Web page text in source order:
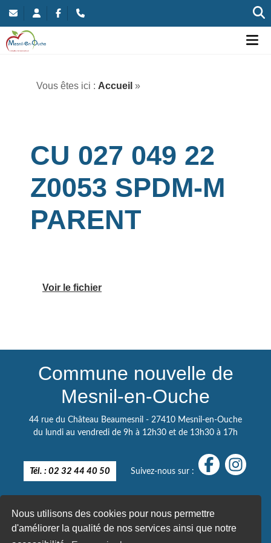
Nous utilisons des cookies pour nous permettre
d'améliorer la qualité de nos services ainsi que notre
Vous êtes ici : Accueil »
CU 027 049 22
Z0053 SPDM-M
PARENT
Voir le fichier
Commune nouvelle de
Mesnil-en-Ouche
44 rue du Château Beaumesnil - 27410 Mesnil-en-Ouche
du lundi au vendredi de 9h à 12h30 et de 13h30 à 17h
Tél. : 02 32 44 40 50 Suivez-nous sur :